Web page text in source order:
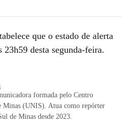
que o estado de alerta
23h59 desta segunda-feira.
formada pelo Centro
Minas (UNIS). Atua como repórter
de Minas desde 2023.